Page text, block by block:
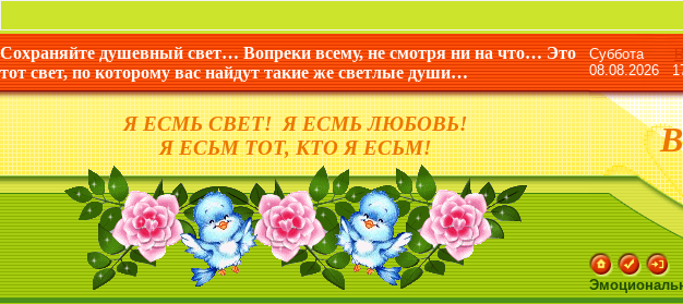
Сохраняйте душевный свет… Вопреки всему, не смотря ни на что… Это
тот свет, по которому вас найдут такие же светлые души…
Я ЕСМЬ СВЕТ! Я ЕСМЬ ЛЮБОВЬ!
Я ЕСЬМ ТОТ, КТО Я ЕСЬМ!
Суббота
08.08.2026